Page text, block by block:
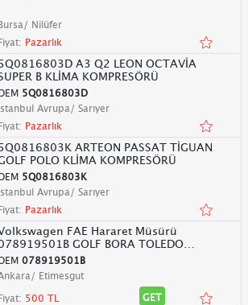
Nilüfer
Pazarlık
A3 Q2 LEON OCTAVİA
B KLİMA KOMPRESÖRÜ
5Q0816803D
Avrupa/ Sarıyer
Pazarlık
ARTEON PASSAT TİGUAN
POLO KLİMA KOMPRESÖRÜ
5Q0816803K
Avrupa/ Sarıyer
Pazarlık
FAE Hararet Müsürü
GOLF BORA TOLEDO
078919501B
Etimesgut
500 TL GET